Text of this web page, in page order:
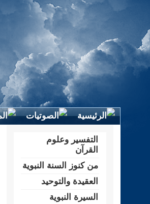
التفسير وعلوم
القرآن
من كنوز السنة النبوية
العقيدة والتوحيد
السيرة النبوية